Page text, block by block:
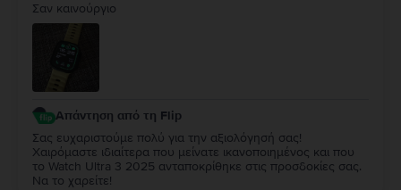
Σαν καινούργιο
Απάντηση από τη Flip
Σας ευχαριστούμε πολύ για την αξιολόγησή σας!
Χαιρόμαστε ιδιαίτερα που μείνατε ικανοποιημένος και που
το Watch Ultra 3 2025 ανταποκρίθηκε στις προσδοκίες σας.
Να το χαρείτε!